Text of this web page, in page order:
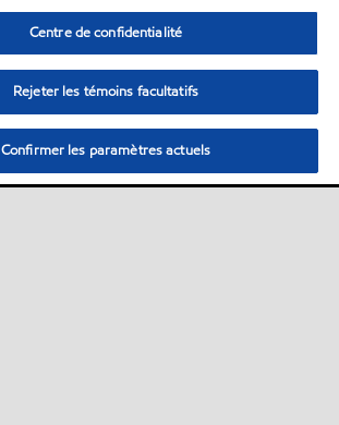
Centre de confidentialité
Rejeter les témoins facultatifs
Confirmer les paramètres actuels